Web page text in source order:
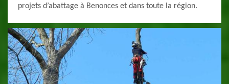
projets d’abattage à Benonces et dans toute la région.